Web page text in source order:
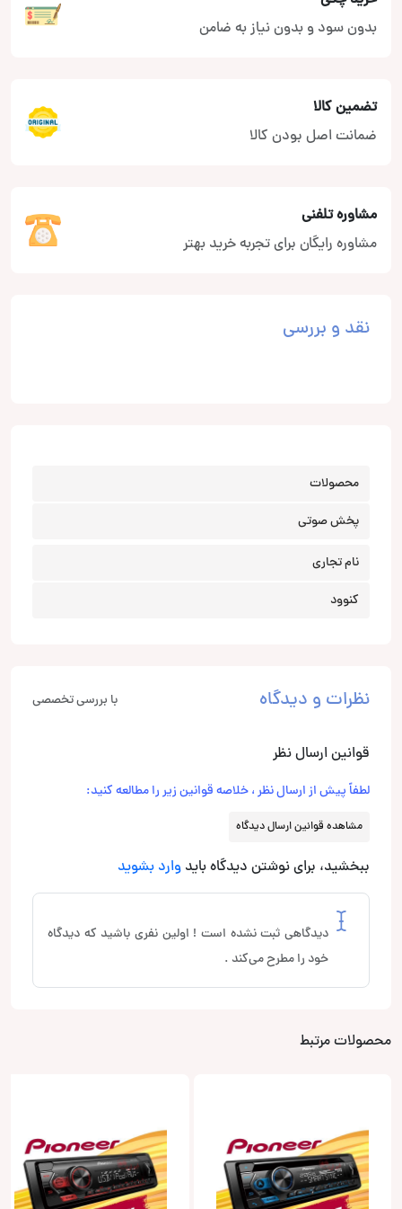
بدون سود و بدون نیاز به ضامن
تضمین کالا
ضمانت اصل بودن کالا
مشاوره تلفنی
مشاوره رایگان برای تجربه خرید بهتر
نقد و بررسی
محصولات
پخش صوتی
نام تجاری
کنوود
نظرات و دیدگاه با بررسی تخصصی
قوانین ارسال نظر
لطفاً پیش از ارسال نظر ، خلاصه قوانین زیر را مطالعه کنید:
مشاهده قوانین ارسال دیدگاه
ببخشید، برای نوشتن دیدگاه باید وارد بشوید
دیدگاهی ثبت نشده است ! اولین نفری باشید که دیدگاه
خود را مطرح می‌کند .
محصولات مرتبط